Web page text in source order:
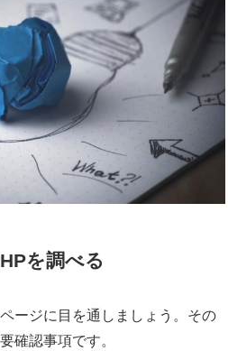
を調べる
ージに目を通しましょう。その
確認事項です。